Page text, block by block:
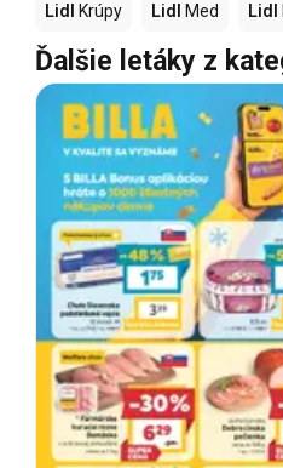
Lidl Krúpy Lidl Med Lidl
Ďalšie letáky z